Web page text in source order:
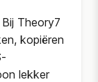
Theory7
kopiëren
lekker